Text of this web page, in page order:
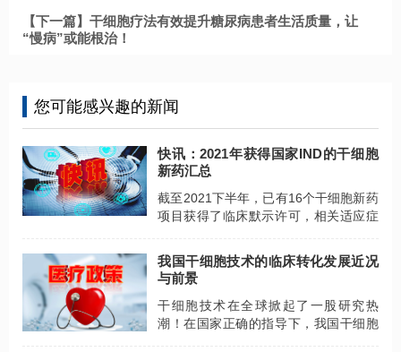
【下一篇】干细胞疗法有效提升糖尿病患者生活质量，让
“慢病”或能根治！
您可能感兴趣的新闻
快讯：2021年获得国家IND的干细胞
新药汇总
截至2021下半年，已有16个干细胞新药
项目获得了临床默示许可，相关适应症
物抗宿主病、糖尿病溃疡等。
我国干细胞技术的临床转化发展近况
与前景
干细胞技术在全球掀起了一股研究热
潮！在国家正确的指导下，我国干细胞